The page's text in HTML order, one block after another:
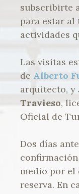
subscribirte
para estar al
actividades
Las visitas
de Alberto
arquitecto, y
Travieso,
Oficial de
Dos días
medio por el
reserva. En